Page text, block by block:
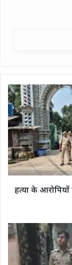
हत्या
के
आरोपियों
की
सीजेएम
के
आवास
पर
हुई
रिमांड
जाएंगे
हत्या के
पति-
पत्नी
विवाद